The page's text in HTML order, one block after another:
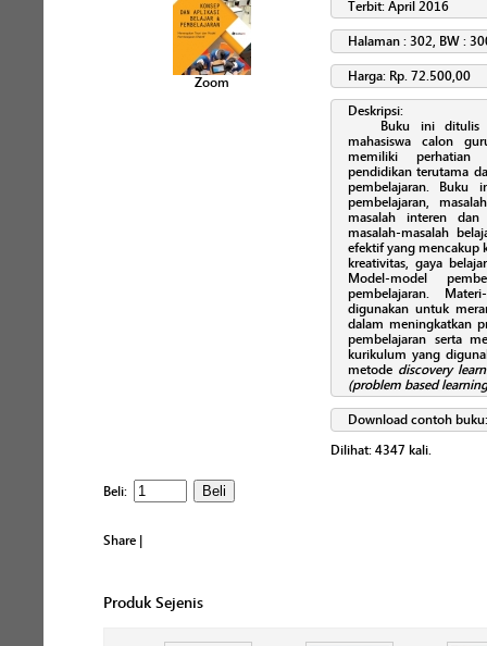
Zoom
Terbit: April 2016
Halaman : 302, BW :
Harga: Rp. 72.500,00
Deskripsi:
Buku ini ditulis
mahasiswa calon
memiliki perhatian
pendidikan terutama
pembelajaran. Buku
pembelajaran,
masalah interen dan
masalah-masalah
efektif yang mencakup
kreativitas, gaya
Model-model
pembelajaran.
digunakan untuk
dalam meningkatkan
pembelajaran serta
kurikulum yang
metode discovery
(problem based
Download contoh
Dilihat: 4347 kali.
Beli:
Share |
Produk Sejenis